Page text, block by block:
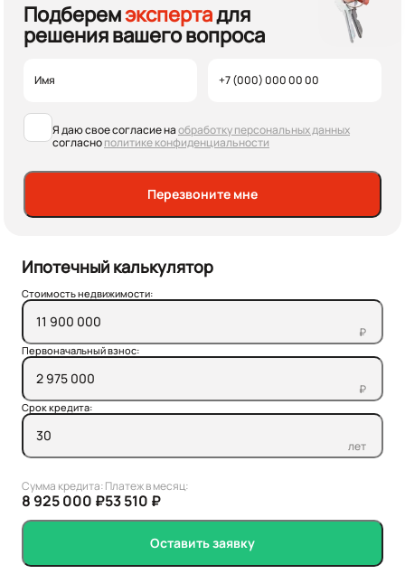
Подберемэкспертадля
решения вашего вопроса
Я даю свое согласие наобработку персональных данных
согласнополитике конфиденциальности
Перезвоните мне
Ипотечный калькулятор
Стоимость недвижимости:
₽
Первоначальный взнос:
₽
Срок кредита:
лет
Сумма кредита:
8 925 000 ₽
Платеж в месяц:
53 510 ₽
Оставить заявку